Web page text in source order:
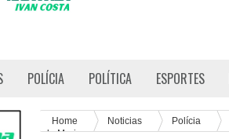
POLÍCIA POLÍTICA ESPORTES
Home Noticias Polícia
de Maria